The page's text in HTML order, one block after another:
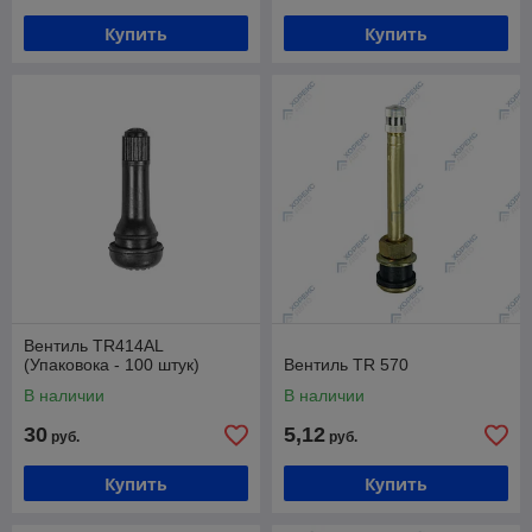
Купить Купить
Вентиль TR414AL
(Упаковока - 100 штук)
В наличии
30 руб.
Купить
Вентиль TR 570
В наличии
5,12 руб.
Купить